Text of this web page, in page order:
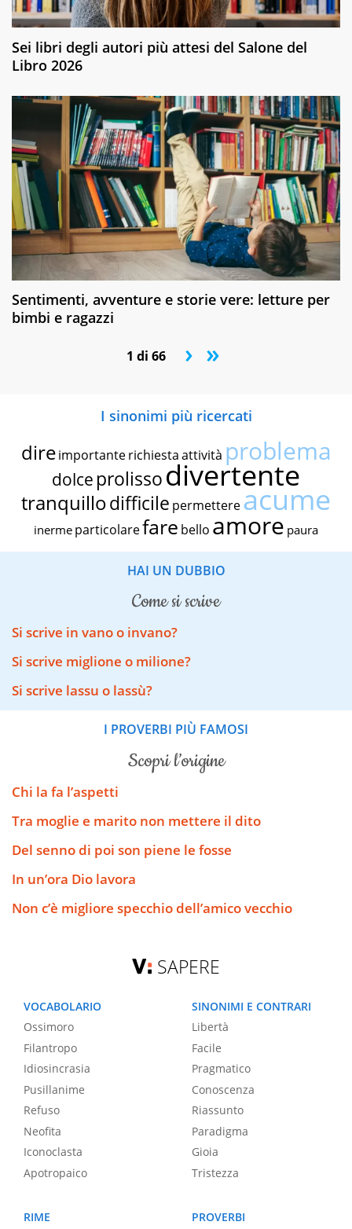
Sei libri degli autori più attesi del Salone del
Libro 2026
Sentimenti, avventure e storie vere: letture per
bimbi e ragazzi
1 di 66 › »
I sinonimi più ricercati
dire importante richiestaattività problema
dolce prolissodivertente
tranquillodifficile permettereacume
inerme particolarefare bello amore paura
HAI UN DUBBIO
come si scrive
Si scrive in vano o invano?
Si scrive miglione o milione?
Si scrive lassu o lassù?
I PROVERBI PIÙ FAMOSI
scopri l’origine
Chi la fa l’aspetti
Tra moglie e marito non mettere il dito
Del senno di poi son piene le fosse
In un’ora Dio lavora
Non c’è migliore specchio dell’amico vecchio
SAPERE
VOCABOLARIO
Ossimoro
Filantropo
Idiosincrasia
Pusillanime
Refuso
Neofita
Iconoclasta
Apotropaico
SINONIMI E CONTRARI
Libertà
Facile
Pragmatico
Conoscenza
Riassunto
Paradigma
Gioia
Tristezza
RIME
PROVERBI